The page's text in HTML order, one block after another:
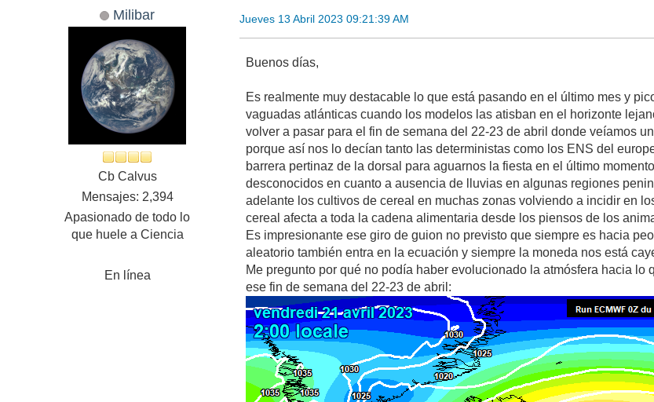
Milibar
Cb Calvus
Mensajes: 2,394
Apasionado de todo lo
que huele a Ciencia
En línea
Jueves 13 Abril 2023 09:21:39 AM
Buenos días,
Es realmente muy destacable lo que está pasando en el último mes y
vaguadas atlánticas cuando los modelos las atisban en el horizonte
volver a pasar para el fin de semana del 22-23 de abril donde veíamos
porque así nos lo decían tanto las deterministas como los ENS del
barrera pertinaz de la dorsal para aguarnos la fiesta en el último
desconocidos en cuanto a ausencia de lluvias en algunas regiones
adelante los cultivos de cereal en muchas zonas volviendo a incidir en
cereal afecta a toda la cadena alimentaria desde los piensos de los
Es impresionante ese giro de guion no previsto que siempre es hacia
aleatorio también entra en la ecuación y siempre la moneda nos está
Me pregunto por qué no podía haber evolucionado la atmósfera hacia
ese fin de semana del 22-23 de abril: